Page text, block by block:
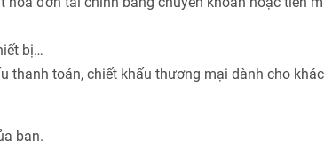
bị…
toán, chiết khấu thương mại dành cho
bạn.